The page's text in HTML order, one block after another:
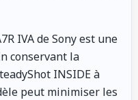
IVA de Sony est une
conservant la
INSIDE à
peut minimiser les